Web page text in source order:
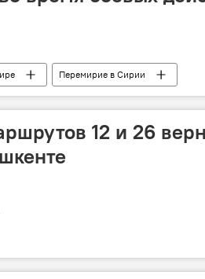
Перемирие в Сирии
12 и 26